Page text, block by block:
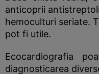
anticoprii
hemoculturi seriate.
pot fi utile.
Ecocardiografia
diagnosticarea